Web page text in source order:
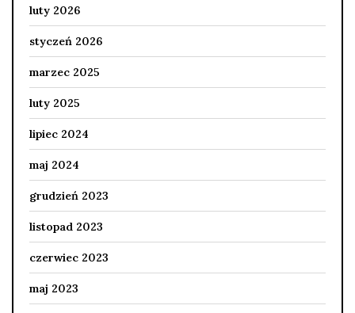
luty 2026
styczeń 2026
marzec 2025
luty 2025
lipiec 2024
maj 2024
grudzień 2023
listopad 2023
czerwiec 2023
maj 2023